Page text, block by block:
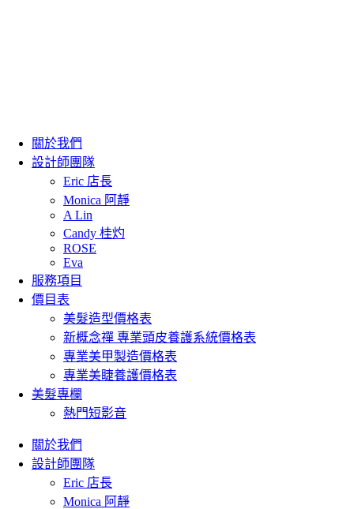
關於我們
設計師團隊
Eric 店長
Monica 阿靜
A Lin
Candy 桂灼
ROSE
Eva
服務項目
價目表
美髮造型價格表
新概念禪 專業頭皮養護系統價格表
專業美甲製造價格表
專業美睫養護價格表
美髮專欄
熱門短影音
關於我們
設計師團隊
Eric 店長
Monica 阿靜